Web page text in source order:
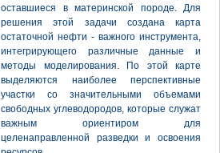
оставшиеся в материнской породе. Для
решения этой задачи создана карта
остаточной нефти - важного инструмента,
интегрирующего различные данные и
методы моделирования. По этой карте
выделяются наиболее перспективные
участки со значительными объемами
свободных углеводородов, которые служат
важным ориентиром для
целенаправленной разведки и освоения